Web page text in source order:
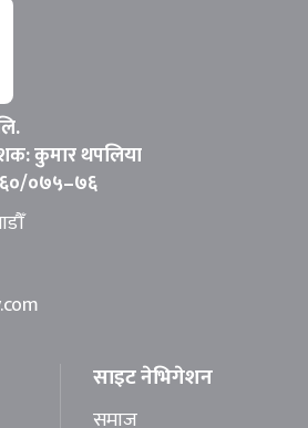
कुमार थपलिया
०७५–७६
साइट नेभिगेशन
समाज